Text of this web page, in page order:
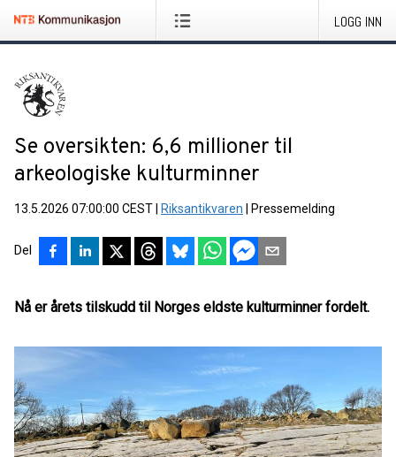
LOGG INN
Se oversikten: 6,6 millioner til
arkeologiske kulturminner
13.5.2026 07:00:00 CEST Riksantikvaren Pressemelding
Del
Nå er årets tilskudd til Norges eldste kulturminner fordelt.